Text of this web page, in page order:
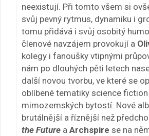
neexistují. Při tomto všem si
svůj pevný rytmus, dynamiku i
tomu přidává i svůj osobitý
členové navzájem provokují a
kolegy i fanoušky vtipnými
nám po dlouhých pěti letech
další novou tvorbu, ve které se
oblíbené tematiky science fiction
mimozemských bytostí. Nové
brutálnější a říznější než
the Future a Archspire se na